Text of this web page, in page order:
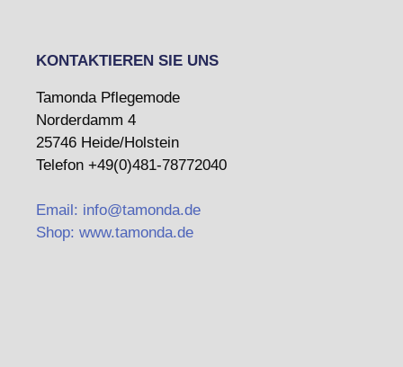
KONTAKTIEREN SIE UNS
Tamonda Pflegemode
Norderdamm 4
25746 Heide/Holstein
Telefon +49(0)481-78772040
Email: info@tamonda.de
Shop: www.tamonda.de